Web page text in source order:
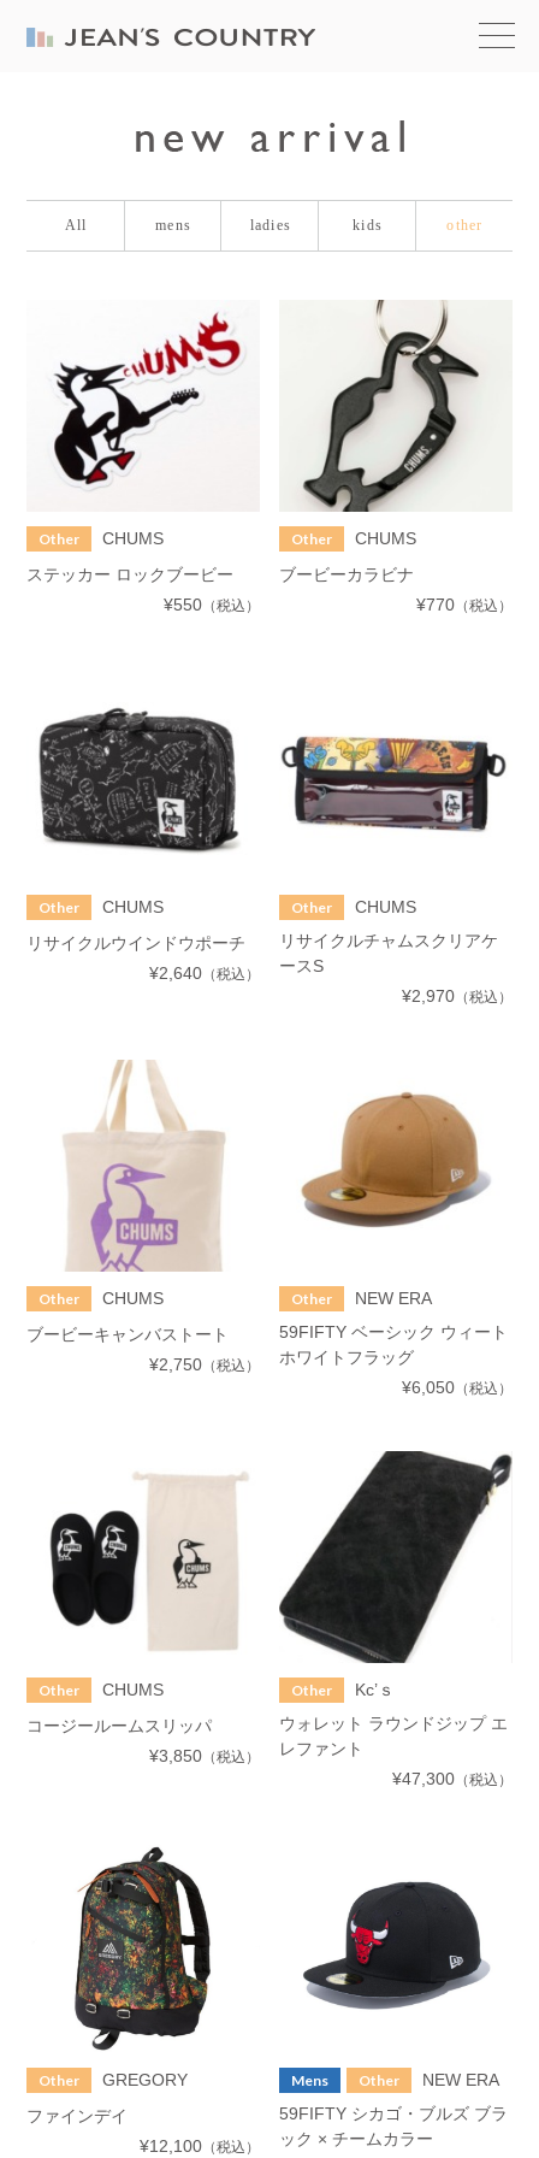
All mens ladies kids other
Other
CHUMS
ステッカー ロックブービー
¥550（税込）
Other
CHUMS
ブービーカラビナ
¥770（税込）
Other
CHUMS
リサイクルウインドウポーチ
¥2,640（税込）
Other
CHUMS
リサイクルチャムスクリアケ
ースS
¥2,970（税込）
Other
CHUMS
ブービーキャンバストート
¥2,750（税込）
Other
NEW ERA
59FIFTY ベーシック ウィート
ホワイトフラッグ
¥6,050（税込）
Other
CHUMS
コージールームスリッパ
¥3,850（税込）
Other
Kc’ｓ
ウォレット ラウンドジップ エ
レファント
¥47,300（税込）
Other
GREGORY
ファインデイ
¥12,100（税込）
Mens Other
NEW ERA
59FIFTY シカゴ・ブルズ ブラ
ック × チームカラー